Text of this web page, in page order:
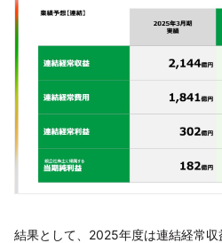
結果として、2025年度は連結経常